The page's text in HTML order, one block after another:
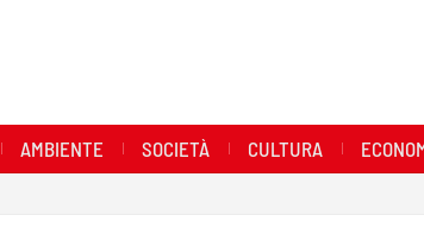
AMBIENTE SOCIETÀ CULTURA